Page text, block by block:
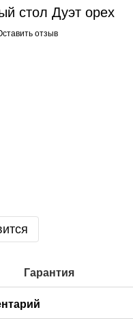
стол Дуэт орех
отзыв
Гарантия